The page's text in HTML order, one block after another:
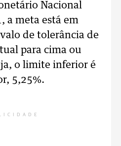
Nacional
a meta está em
de tolerância de
para cima ou
o limite inferior é
5,25%.